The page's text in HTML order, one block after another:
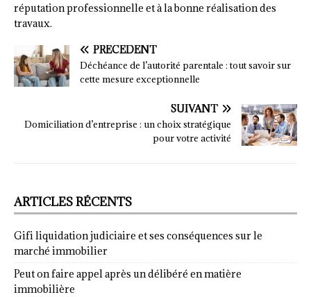
réputation professionnelle et à la bonne réalisation des
travaux.
PRÉCÉDENT
Déchéance de l’autorité parentale : tout savoir sur
cette mesure exceptionnelle
SUIVANT
Domiciliation d’entreprise : un choix stratégique
pour votre activité
ARTICLES RÉCENTS
Gifi liquidation judiciaire et ses conséquences sur le
marché immobilier
Peut on faire appel après un délibéré en matière
immobilière